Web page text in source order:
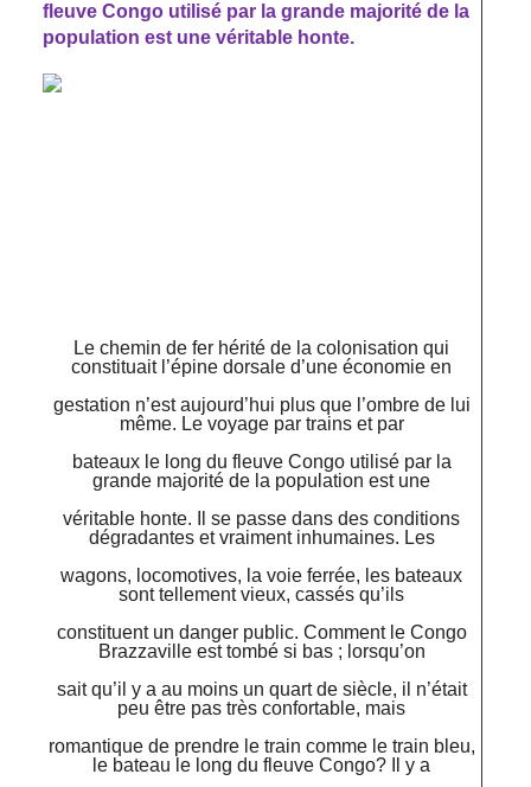
fleuve Congo utilisé par la grande majorité de la
population est une véritable honte.
Le chemin de fer hérité de la colonisation qui
constituait l’épine dorsale d’une économie en
gestation n’est aujourd’hui plus que l’ombre de lui
même. Le voyage par trains et par
bateaux le long du fleuve Congo utilisé par la
grande majorité de la population est une
véritable honte. Il se passe dans des conditions
dégradantes et vraiment inhumaines. Les
wagons, locomotives, la voie ferrée, les bateaux
sont tellement vieux, cassés qu’ils
constituent un danger public. Comment le Congo
Brazzaville est tombé si bas ; lorsqu’on
sait qu’il y a au moins un quart de siècle, il n’était
peu être pas très confortable, mais
romantique de prendre le train comme le train bleu,
le bateau le long du fleuve Congo? Il y a